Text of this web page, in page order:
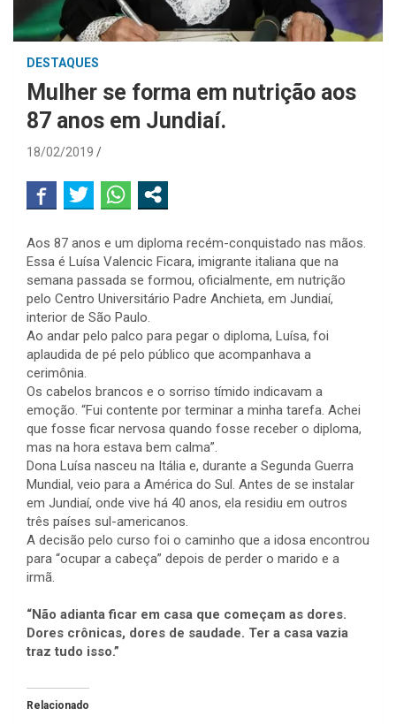
DESTAQUES
Mulher se forma em nutrição aos
87 anos em Jundiaí.
18/02/2019
Aos 87 anos e um diploma recém-conquistado nas mãos.
Essa é Luísa Valencic Ficara, imigrante italiana que na
semana passada se formou, oficialmente, em nutrição
pelo Centro Universitário Padre Anchieta, em Jundiaí,
interior de São Paulo.
Ao andar pelo palco para pegar o diploma, Luísa, foi
aplaudida de pé pelo público que acompanhava a
cerimônia.
Os cabelos brancos e o sorriso tímido indicavam a
emoção. “Fui contente por terminar a minha tarefa. Achei
que fosse ficar nervosa quando fosse receber o diploma,
mas na hora estava bem calma”.
Dona Luísa nasceu na Itália e, durante a Segunda Guerra
Mundial, veio para a América do Sul. Antes de se instalar
em Jundiaí, onde vive há 40 anos, ela residiu em outros
três países sul-americanos.
A decisão pelo curso foi o caminho que a idosa encontrou
para “ocupar a cabeça” depois de perder o marido e a
irmã.
“Não adianta ficar em casa que começam as dores.
Dores crônicas, dores de saudade. Ter a casa vazia
traz tudo isso.”
Relacionado